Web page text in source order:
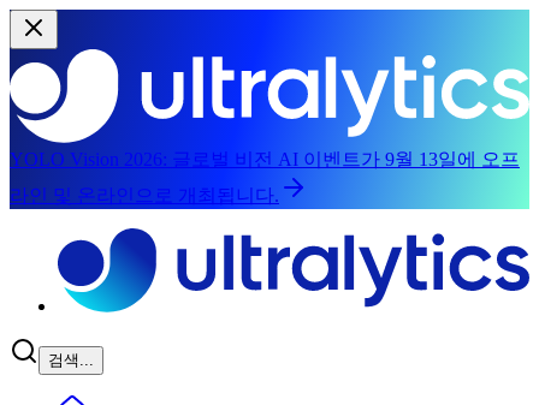
YOLO Vision 2026: 글로벌 비전 AI 이벤트가 9월 13일에 오프
라인 및 온라인으로 개최됩니다.
검색...